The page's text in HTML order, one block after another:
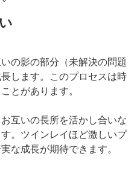
の影の部分（未解決の問題
します。このプロセスは時
とがあります。
互いの長所を活かし合いな
。ツインレイほど激しいプ
な成長が期待できます。